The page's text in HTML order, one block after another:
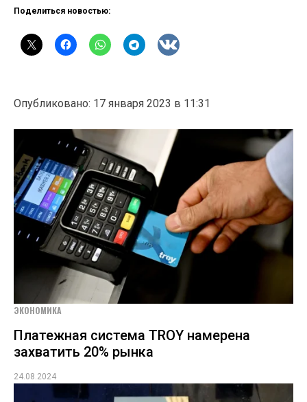
Поделиться новостью:
Опубликовано: 17 января 2023 в 11:31
ЭКОНОМИКА
Платежная система TROY намерена
захватить 20% рынка
24.08.2024